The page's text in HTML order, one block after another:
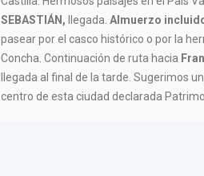
SEBASTIÁN, llegada.Almuerzo
pasear por el casco histórico o por la
Concha. Continuación de ruta hacia
llegada al final de la tarde. Sugerimos
centro de esta ciudad declarada